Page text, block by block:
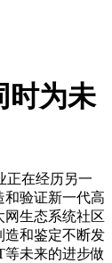
时为未
正在经历另一
和验证新一代高
网生态系统社区
造和鉴定不断发
等未来的进步做